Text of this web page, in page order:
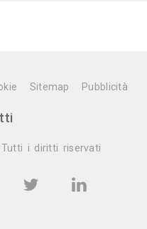
Sitemap Pubblicità
i diritti riservati